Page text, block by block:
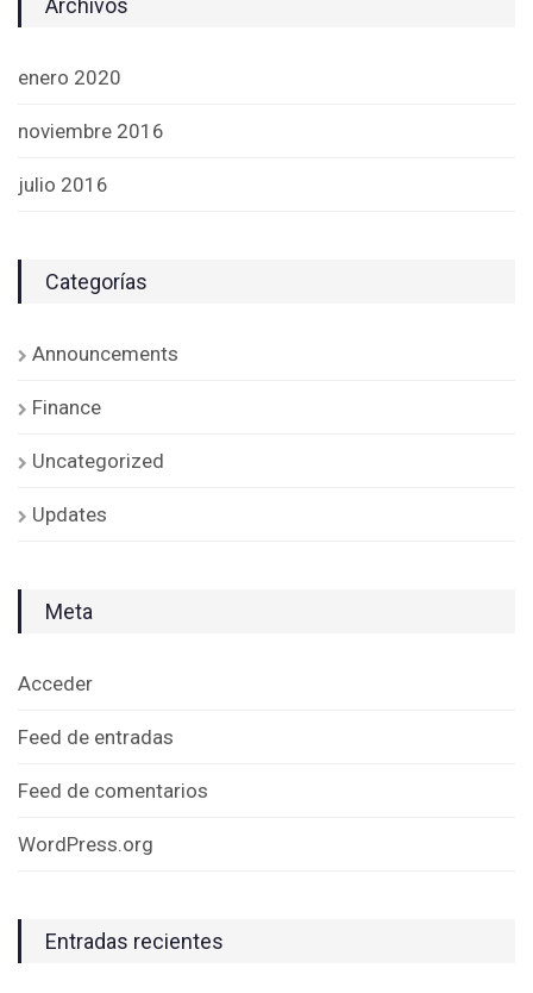
Archivos
enero 2020
noviembre 2016
julio 2016
Categorías
Announcements
Finance
Uncategorized
Updates
Meta
Acceder
Feed de entradas
Feed de comentarios
WordPress.org
Entradas recientes